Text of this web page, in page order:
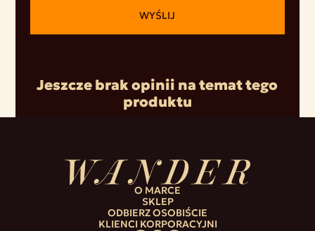
Jeszcze brak opinii na temat tego
produktu
WYŚLIJ
O MARCE
SKLEP
ODBIERZ OSOBIŚCIE
KLIENCI KORPORACYJNI